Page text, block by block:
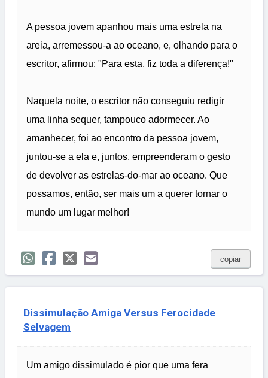
A pessoa jovem apanhou mais uma estrela na
areia, arremessou-a ao oceano, e, olhando para o
escritor, afirmou: "Para esta, fiz toda a diferença!"
Naquela noite, o escritor não conseguiu redigir
uma linha sequer, tampouco adormecer. Ao
amanhecer, foi ao encontro da pessoa jovem,
juntou-se a ela e, juntos, empreenderam o gesto
de devolver as estrelas-do-mar ao oceano. Que
possamos, então, ser mais um a querer tornar o
mundo um lugar melhor!
copiar
Dissimulação Amiga Versus Ferocidade
Selvagem
Um amigo dissimulado é pior que uma fera